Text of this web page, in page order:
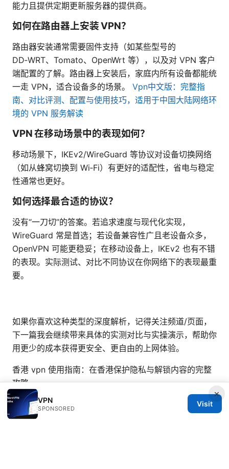
能力且提供定期更新服务器的提供商。
如何在路由器上安装 VPN？
路由器安装通常需要固件支持（如某些型号的
DD‑WRT、Tomato、OpenWrt 等），以及对 VPN 客户
端配置的了解。路由器上安装后，家庭内所有设备都能统
一走 VPN，适合设备多的场景。 Vpn中文版：完整指
南、对比评测、配置与使用技巧，适用于中国大陆网络环
境的 VPN 服务解读
VPN 在移动场景中的表现如何？
移动场景下，IKEv2/WireGuard 等协议对设备切换网络
（如从蜂窝切换到 Wi‑Fi）有更好的适配性，省电与稳定
性通常也更好。
如何选择最合适的协议？
没有“一刀切”的答案。若追求速度与现代化实现，
WireGuard 常是首选；若设备兼容性广且老设备众多，
OpenVPN 可能更稳妥；在移动设备上，IKEv2 也有不错
的表现。实际测试、对比不同协议在你网络下的表现最重
要。
如果你喜欢这种类型的深度解析，记得关注频道/页面，
下一篇我会继续带来具体的实测对比与实操演示，帮助你
用更少的成本获得更安全、更自由的上网体验。
香港 vpn 使用指南：在香港保护隐私与解锁内容的完整
攻略
×
VPN
SPONSORED
Visit